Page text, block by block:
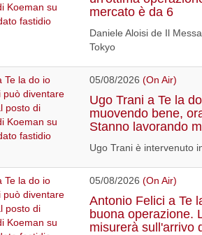
mercato è da 6
Daniele Aloisi de Il
Tokyo
05/08/2026 (On Air)
Ugo Trani a Te la
muovendo bene,
Stanno lavorando
Ugo Trani è intervenuto
05/08/2026 (On Air)
Antonio Felici a Te
buona operazione.
misurerà sull'arrivo